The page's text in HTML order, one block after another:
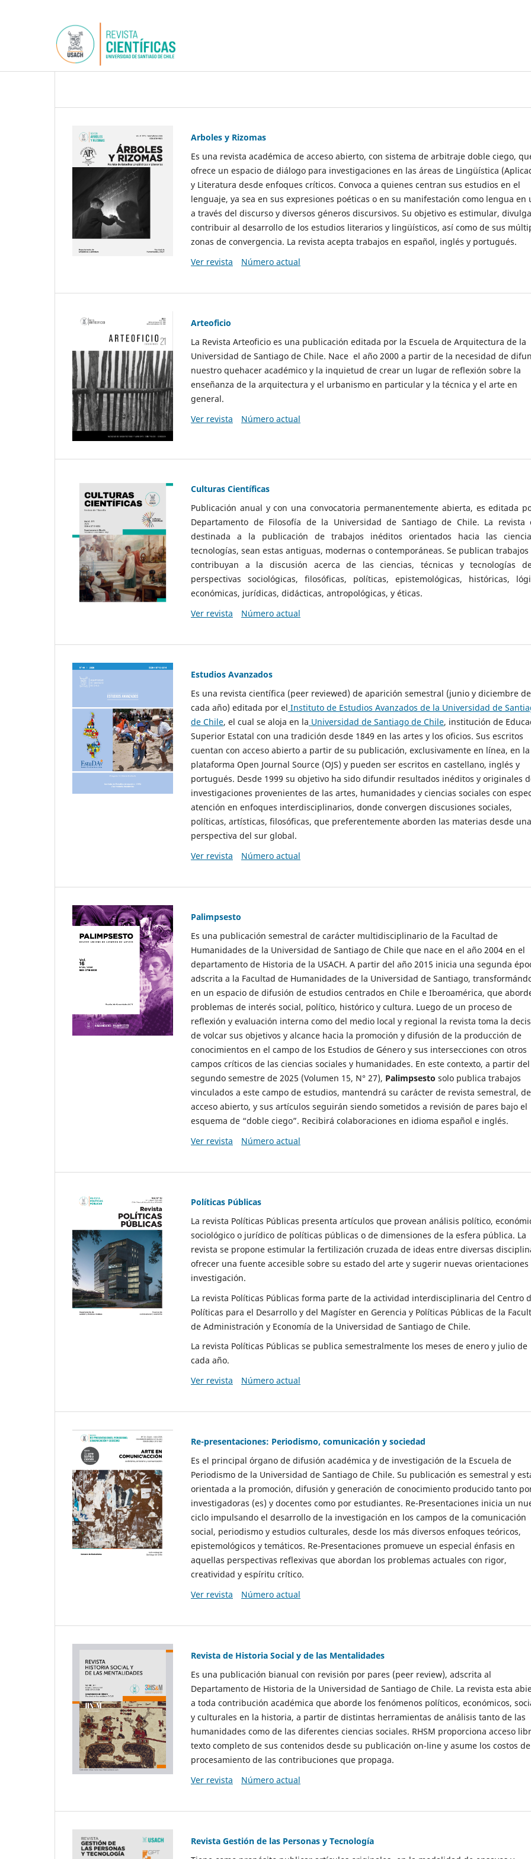
Arboles y Rizomas
Es una revista académica de acceso abierto, con sistema de arbitraje doble ciego,
ofrece un espacio de diálogo para investigaciones en las áreas de Lingüística
y Literatura desde enfoques críticos. Convoca a quienes centran sus estudios en el
lenguaje, ya sea en sus expresiones poéticas o en su manifestación como lengua en
a través del discurso y diversos géneros discursivos. Su objetivo es estimular,
contribuir al desarrollo de los estudios literarios y lingüísticos, así como de sus
zonas de convergencia. La revista acepta trabajos en español, inglés y portugués.
Ver revista
Número actual
Arteoficio
La Revista Arteoficio es una publicación editada por la Escuela de Arquitectura de la
Universidad de Santiago de Chile. Nace el año 2000 a partir de la necesidad de
nuestro quehacer académico y la inquietud de crear un lugar de reflexión sobre la
enseñanza de la arquitectura y el urbanismo en particular y la técnica y el arte en
general.
Ver revista
Número actual
Culturas Científicas
Publicación anual y con una convocatoria permanentemente abierta, es editada
Departamento de Filosofía de la Universidad de Santiago de Chile. La revista
destinada a la publicación de trabajos inéditos orientados hacia las
tecnologías, sean estas antiguas, modernas o contemporáneas. Se publican
contribuyan a la discusión acerca de las ciencias, técnicas y tecnologías
perspectivas sociológicas, filosóficas, políticas, epistemológicas, históricas,
económicas, jurídicas, didácticas, antropológicas, y éticas.
Ver revista
Número actual
Estudios Avanzados
Es una revista científica (peer reviewed) de aparición semestral (junio y diciembre de
cada año) editada por el Instituto de Estudios Avanzados de la Universidad de
de Chile, el cual se aloja en la Universidad de Santiago de Chile, institución de
Superior Estatal con una tradición desde 1849 en las artes y los oficios. Sus escritos
cuentan con acceso abierto a partir de su publicación, exclusivamente en línea, en la
plataforma Open Journal Source (OJS) y pueden ser escritos en castellano, inglés y
portugués. Desde 1999 su objetivo ha sido difundir resultados inéditos y originales
investigaciones provenientes de las artes, humanidades y ciencias sociales con
atención en enfoques interdisciplinarios, donde convergen discusiones sociales,
políticas, artísticas, filosóficas, que preferentemente aborden las materias desde una
perspectiva del sur global.
Ver revista
Número actual
Palimpsesto
Es una publicación semestral de carácter multidisciplinario de la Facultad de
Humanidades de la Universidad de Santiago de Chile que nace en el año 2004 en el
departamento de Historia de la USACH. A partir del año 2015 inicia una segunda
adscrita a la Facultad de Humanidades de la Universidad de Santiago,
en un espacio de difusión de estudios centrados en Chile e Iberoamérica, que
problemas de interés social, político, histórico y cultura. Luego de un proceso de
reflexión y evaluación interna como del medio local y regional la revista toma la
de volcar sus objetivos y alcance hacia la promoción y difusión de la producción de
conocimientos en el campo de los Estudios de Género y sus intersecciones con otros
campos críticos de las ciencias sociales y humanidades. En este contexto, a partir del
segundo semestre de 2025 (Volumen 15, N° 27), Palimpsesto solo publica trabajos
vinculados a este campo de estudios, mantendrá su carácter de revista semestral, de
acceso abierto, y sus artículos seguirán siendo sometidos a revisión de pares bajo el
esquema de “doble ciego”. Recibirá colaboraciones en idioma español e inglés.
Ver revista
Número actual
Políticas Públicas
La revista Políticas Públicas presenta artículos que provean análisis político,
sociológico o jurídico de políticas públicas o de dimensiones de la esfera pública. La
revista se propone estimular la fertilización cruzada de ideas entre diversas
ofrecer una fuente accesible sobre su estado del arte y sugerir nuevas orientaciones
investigación.
La revista Políticas Públicas forma parte de la actividad interdisciplinaria del Centro
Políticas para el Desarrollo y del Magíster en Gerencia y Políticas Públicas de la
de Administración y Economía de la Universidad de Santiago de Chile.
La revista Políticas Públicas se publica semestralmente los meses de enero y julio de
cada año.
Ver revista
Número actual
Re-presentaciones: Periodismo, comunicación y sociedad
Es el principal órgano de difusión académica y de investigación de la Escuela de
Periodismo de la Universidad de Santiago de Chile. Su publicación es semestral y
orientada a la promoción, difusión y generación de conocimiento producido tanto
investigadoras (es) y docentes como por estudiantes. Re-Presentaciones inicia un
ciclo impulsando el desarrollo de la investigación en los campos de la comunicación
social, periodismo y estudios culturales, desde los más diversos enfoques teóricos,
epistemológicos y temáticos. Re-Presentaciones promueve un especial énfasis en
aquellas perspectivas reflexivas que abordan los problemas actuales con rigor,
creatividad y espíritu crítico.
Ver revista
Número actual
Revista de Historia Social y de las Mentalidades
Es una publicación bianual con revisión por pares (peer review), adscrita al
Departamento de Historia de la Universidad de Santiago de Chile. La revista esta
a toda contribución académica que aborde los fenómenos políticos, económicos,
y culturales en la historia, a partir de distintas herramientas de análisis tanto de las
humanidades como de las diferentes ciencias sociales. RHSM proporciona acceso
texto completo de sus contenidos desde su publicación on-line y asume los costos de
procesamiento de las contribuciones que propaga.
Ver revista
Número actual
Revista Gestión de las Personas y Tecnología